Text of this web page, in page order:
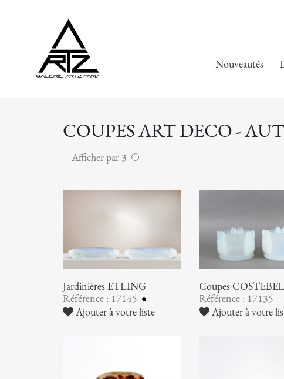
Nouveautés
COUPES ART DECO -
Afficher par 3
Jardinières ETLING
Référence : 17145
Ajouter à votre liste
Coupes
Référence : 17135
Ajouter à votre